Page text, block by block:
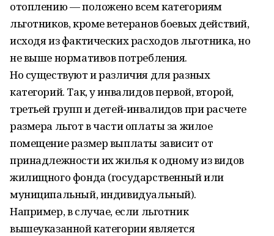
отоплению — положено всем категориям
льготников, кроме ветеранов боевых действий,
исходя из фактических расходов льготника, но
не выше нормативов потребления.
Но существуют и различия для разных
категорий. Так, у инвалидов первой, второй,
третьей групп и детей‑инвалидов при расчете
размера льгот в части оплаты за жилое
помещение размер выплаты зависит от
принадлежности их жилья к одному из видов
жилищного фонда (государственный или
муниципальный, индивидуальный).
Например, в случае, если льготник
вышеуказанной категории является